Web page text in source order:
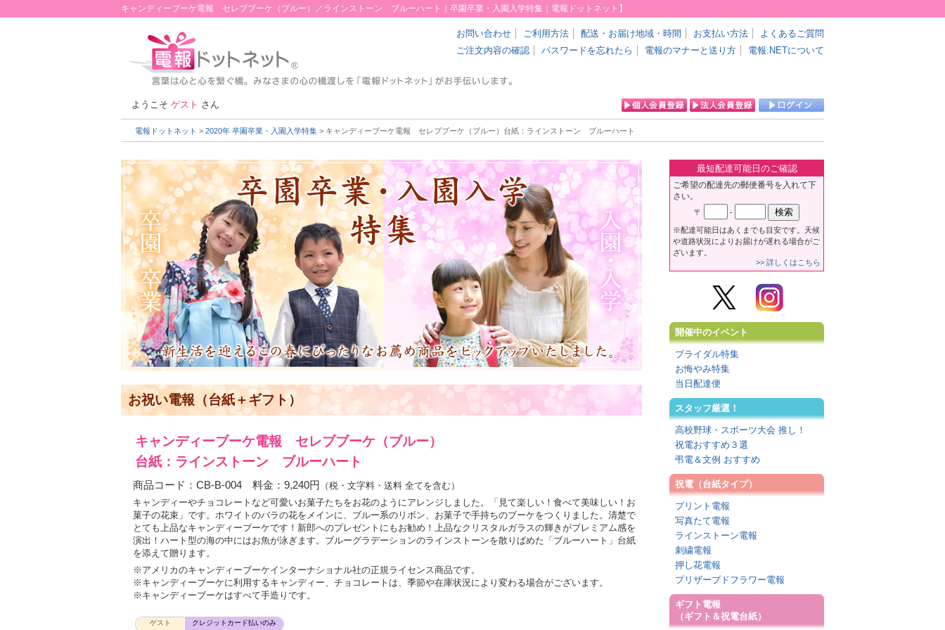
キャンディーブーケ電報 セレブブーケ（ブルー）／ラインストーン ブルーハート｜卒園卒業・入園入学特集｜電報ドットネット】
お問い合わせ ご利用方法 配送・お届け地域・時間 お支払い方法
よくあるご質問
ご注文内容の確認
パスワードを忘れたら 電報のマナーと送り方 電報.NETについて
ようこそ ゲスト さん
電報ドットネット > 2020年 卒園卒業・入園入学特集 > キャンディーブーケ電報 セレブブーケ（ブルー） 台紙：ラインストーン ブルーハート
お祝い電報（台紙＋ギフト）
キャンディーブーケ電報 セレブブーケ（ブルー）
台紙：ラインストーン ブルーハート
商品コード：CB-B-004 料金：9,240円
（税・文字料・送料 全てを含む）
キャンディーやチョコレートなど可愛いお菓子たちをお花のようにアレンジしました。「見て楽しい！食べて美味しい！お
菓子の花束」です。ホワイトのバラの花をメインに、ブルー系のリボン、お菓子で手持ちのブーケをつくりました。清楚で
とても上品なキャンディーブーケです！新郎へのプレゼントにもお勧め！上品なクリスタルガラスの輝きがプレミアム感を
演出！ハート型の海の中にはお魚が泳ぎます。ブルーグラデーションのラインストーンを散りばめた「ブルーハート」台紙
を添えて贈ります。
※アメリカのキャンディーブーケインターナショナル社の正規ライセンス商品です。
※キャンディーブーケに利用するキャンディー、チョコレートは、季節や在庫状況により変わる場合がございます。
※キャンディーブーケはすべて手造りです。
ゲスト クレジットカード払いのみ
最短配達可能日のご確認
ご希望の配達先の郵便番号を入れて下
さい。
〒 -
※配達可能日はあくまでも目安です。天候
や道路状況によりお届けが遅れる場合がご
ざいます。
>> 詳しくはこちら
開催中のイベント
ブライダル特集
お悔やみ特集
当日配達便
スタッフ厳選！
高校野球・スポーツ大会 推し！
祝電おすすめ３選
弔電＆文例 おすすめ
祝電（台紙タイプ）
プリント電報
写真たて電報
ラインストーン電報
刺繍電報
押し花電報
プリザーブドフラワー電報
ギフト電報
（ギフト＆祝電台紙）